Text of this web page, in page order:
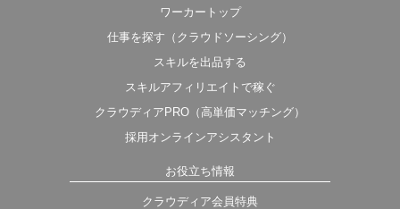
ワーカートップ
仕事を探す（クラウドソーシング）
スキルを出品する
スキルアフィリエイトで稼ぐ
クラウディアPRO（高単価マッチング）
採用オンラインアシスタント
お役立ち情報
クラウディア会員特典